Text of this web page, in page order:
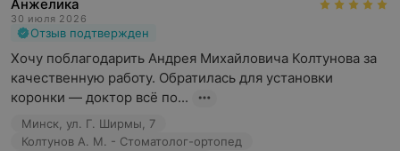
исправление прикуса брекетами
удаление зубов
3D-снимок (КЛКТ)
Стоматология «ЭверестДент»: ваша улыбка всегда на
высоте!
Анжелика
30 июля 2026
Отзыв подтвержден
Хочу поблагодарить Андрея Михайловича Колтунова за
качественную работу. Обратилась для установки
коронки — доктор всё по...
Минск, ул. Г. Ширмы, 7
Колтунов А. М. - Стоматолог-ортопед